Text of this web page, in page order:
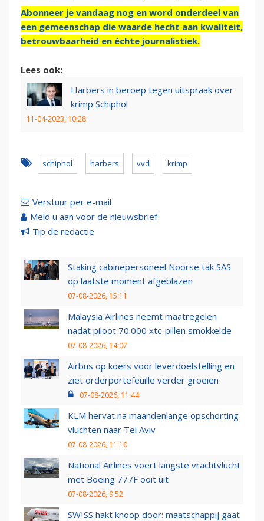
Abonneer je vandaag nog en word onderdeel van
een gemeenschap die waarde hecht aan kwaliteit,
betrouwbaarheid en échte journalistiek.
Lees ook:
Harbers in beroep tegen uitspraak over
krimp Schiphol
11-04-2023, 10:28
schiphol harbers vvd krimp
Verstuur per e-mail
Meld u aan voor de nieuwsbrief
Tip de redactie
Staking cabinepersoneel Noorse tak SAS
op laatste moment afgeblazen
07-08-2026, 15:11
Malaysia Airlines neemt maatregelen
nadat piloot 70.000 xtc-pillen smokkelde
07-08-2026, 14:07
Airbus op koers voor leverdoelstelling en
ziet orderportefeuille verder groeien
07-08-2026, 11:44
KLM hervat na maandenlange opschorting
vluchten naar Tel Aviv
07-08-2026, 11:10
National Airlines voert langste vrachtvlucht
met Boeing 777F ooit uit
07-08-2026, 9:52
SWISS hakt knoop door: maatschappij gaat